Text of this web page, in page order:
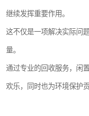
继续发挥重要作用。
这不仅是一项解决实际问
量。
通过专业的回收服务，闲
欢乐，同时也为环境保护贡